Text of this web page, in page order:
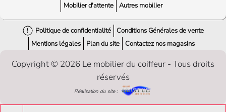
Mobilier d'attente
Autres mobilier
Politique de confidentialité
Conditions Générales de vente
Mentions légales
Plan du site Contactez nos magasins
Copyright © 2026 Le mobilier du coiffeur - Tous droits
réservés
Réalisation du site :